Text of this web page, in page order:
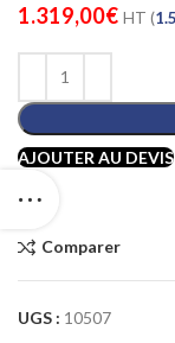
1.319,00€ HT (
AJOUTER AU DEVIS
Comparer
UGS : 10507